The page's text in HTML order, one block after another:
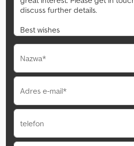
Nazwa*
Adres e-mail*
telefon